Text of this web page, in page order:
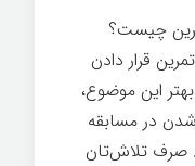
چیست؟
قرار دادن
این موضوع،
در مسابقه
صرف تلاش‌تان